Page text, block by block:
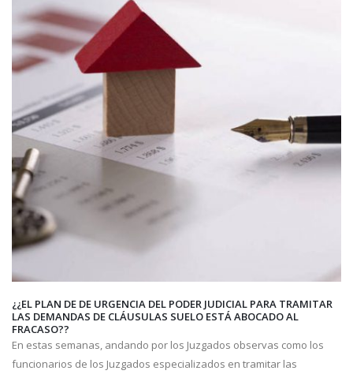
“CLAUSULAS ABUSIVAS Y MAS CLAUSULAS ABUSIVAS EN LA
CONTRATACION DE PRÉSTAMOS HIPOTECARIOS”
Una cláusula abusiva es toda cláusula contractual no negociada
individualmente, cuya incorporación viene impuesta por una sola
las [...]